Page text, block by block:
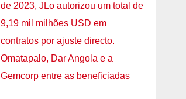
de 2023, JLo autorizou um total de
9,19 mil milhões USD em
contratos por ajuste directo.
Omatapalo, Dar Angola e a
Gemcorp entre as beneficiadas